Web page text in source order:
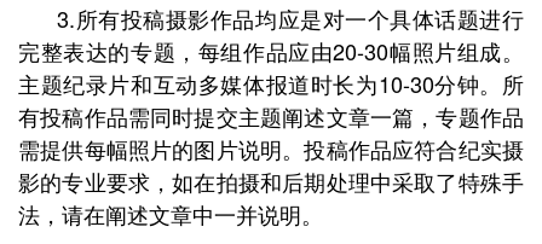
3.所有投稿摄影作品均应是对一个具体话题进行
完整表达的专题，每组作品应由20-30幅照片组成。
主题纪录片和互动多媒体报道时长为10-30分钟。所
有投稿作品需同时提交主题阐述文章一篇，专题作品
需提供每幅照片的图片说明。投稿作品应符合纪实摄
影的专业要求，如在拍摄和后期处理中采取了特殊手
法，请在阐述文章中一并说明。